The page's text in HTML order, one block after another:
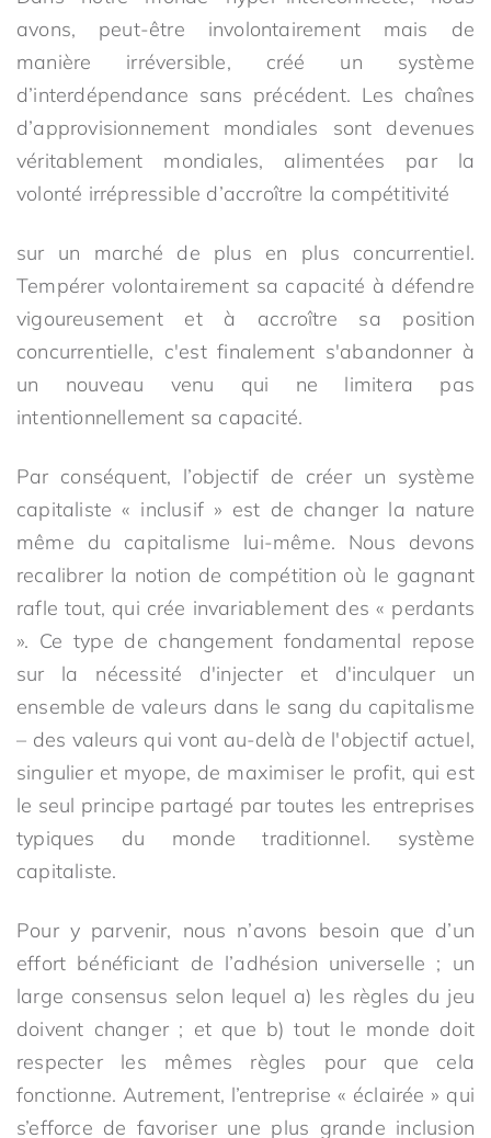
avons, peut-être involontairement mais de
manière irréversible, créé un système
d’interdépendance sans précédent. Les chaînes
d’approvisionnement mondiales sont devenues
véritablement mondiales, alimentées par la
volonté irrépressible d’accroître la compétitivité
sur un marché de plus en plus concurrentiel.
Tempérer volontairement sa capacité à défendre
vigoureusement et à accroître sa position
concurrentielle, c'est finalement s'abandonner à
un nouveau venu qui ne limitera pas
intentionnellement sa capacité.
Par conséquent, l’objectif de créer un système
capitaliste « inclusif » est de changer la nature
même du capitalisme lui-même. Nous devons
recalibrer la notion de compétition où le gagnant
rafle tout, qui crée invariablement des « perdants
». Ce type de changement fondamental repose
sur la nécessité d'injecter et d'inculquer un
ensemble de valeurs dans le sang du capitalisme
– des valeurs qui vont au-delà de l'objectif actuel,
singulier et myope, de maximiser le profit, qui est
le seul principe partagé par toutes les entreprises
typiques du monde traditionnel. système
capitaliste.
Pour y parvenir, nous n’avons besoin que d’un
effort bénéficiant de l’adhésion universelle ; un
large consensus selon lequel a) les règles du jeu
doivent changer ; et que b) tout le monde doit
respecter les mêmes règles pour que cela
fonctionne. Autrement, l’entreprise « éclairée » qui
s’efforce de favoriser une plus grande inclusion